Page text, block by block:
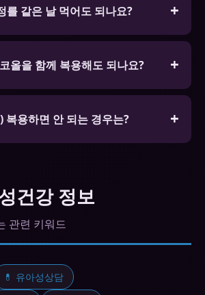
니다. 특히 혈압 저하와 어지러움이
를 같은 날 먹어도 되나요?
같은 계열 약물 중복 복용은 심각한
습니다.
올을 함께 복용해도 되나요?
당의 효과를 감소시키고 부작용 위
니다. 특히 혈압 저하와 어지러움이
복용하면 안 되는 경우는?
상담하세요.
건강 정보
관련 키워드
💊 유아성상담